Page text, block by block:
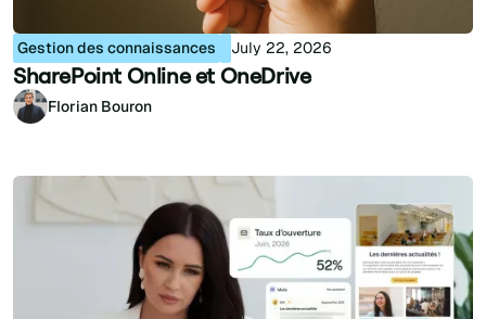
Gestion des connaissances July 22, 2026
SharePoint Online et OneDrive
Florian Bouron